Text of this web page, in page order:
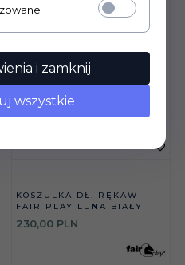
KOSZULKA DŁ. RĘKAW
FAIR PLAY LUNA BIAŁY
230,00 PLN
i zamknij
wszystkie